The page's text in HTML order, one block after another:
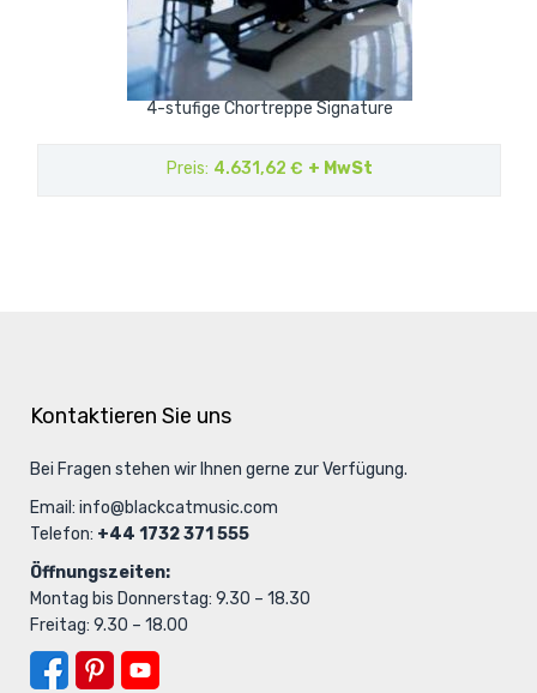
4-stufige Chortreppe Signature
Preis 4.631,62 € + MwSt
Kontaktieren Sie uns
Bei Fragen stehen wir Ihnen gerne zur Verfügung.
Email: info@blackcatmusic.com
Telefon: +44 1732 371 555
Öffnungszeiten:
Montag bis Donnerstag: 9.30 – 18.30
Freitag: 9.30 – 18.00